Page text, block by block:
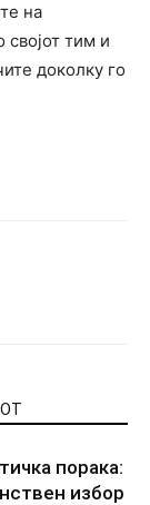
на
својот тим и
доколку го
порака:
избор